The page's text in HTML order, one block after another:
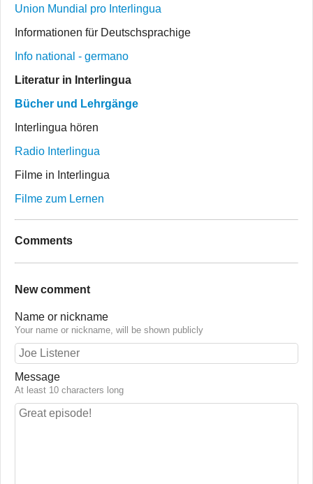
Union Mundial pro Interlingua
Informationen für Deutschsprachige
Info national - germano
Literatur in Interlingua
Bücher und Lehrgänge
Interlingua hören
Radio Interlingua
Filme in Interlingua
Filme zum Lernen
Comments
New comment
Name or nickname
Your name or nickname, will be shown publicly
Message
At least 10 characters long